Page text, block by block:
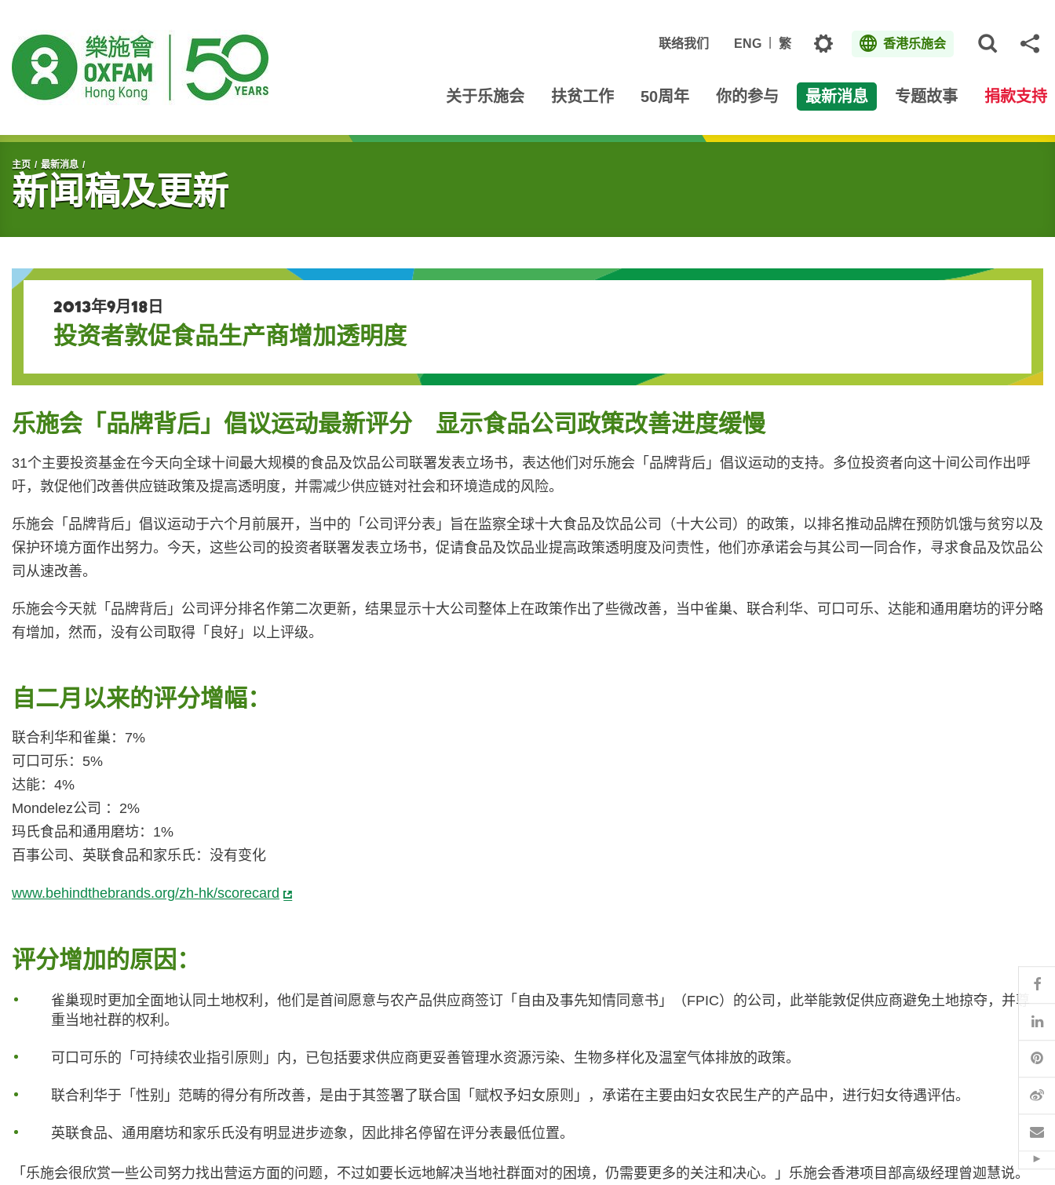
联络我们 ENG 繁 主题 香港乐施会
关于乐施会 扶贫工作 50周年 你的参与 最新消息 专题故事 捐款支持
开始主要内容
主页 最新消息
新闻稿及更新
2013年9月18日
投资者敦促食品生产商增加透明度
乐施会「品牌背后」倡议运动最新评分 显示食品公司政策改善进度缓慢
31个主要投资基金在今天向全球十间最大规模的食品及饮品公司联署发表立场书，表达他们对乐施会「品牌背后」倡议运动的支持。多位投资者向这十间公司作出呼
吁，敦促他们改善供应链政策及提高透明度，并需减少供应链对社会和环境造成的风险。
乐施会「品牌背后」倡议运动于六个月前展开，当中的「公司评分表」旨在监察全球十大食品及饮品公司（十大公司）的政策，以排名推动品牌在预防饥饿与贫穷以及
保护环境方面作出努力。今天，这些公司的投资者联署发表立场书，促请食品及饮品业提高政策透明度及问责性，他们亦承诺会与其公司一同合作，寻求食品及饮品公
司从速改善。
乐施会今天就「品牌背后」公司评分排名作第二次更新，结果显示十大公司整体上在政策作出了些微改善，当中雀巢、联合利华、可口可乐、达能和通用磨坊的评分略
有增加，然而，没有公司取得「良好」以上评级。
自二月以来的评分增幅：
联合利华和雀巢：7%
可口可乐：5%
达能：4%
Mondelez公司 ：2%
玛氏食品和通用磨坊：1%
百事公司、英联食品和家乐氏：没有变化
www.behindthebrands.org/zh-hk/scorecard
评分增加的原因：
雀巢现时更加全面地认同土地权利，他们是首间愿意与农产品供应商签订「自由及事先知情同意书」（FPIC）的公司，此举能敦促供应商避免土地掠夺，并尊
重当地社群的权利。
可口可乐的「可持续农业指引原则」内，已包括要求供应商更妥善管理水资源污染、生物多样化及温室气体排放的政策。
联合利华于「性别」范畴的得分有所改善，是由于其签署了联合国「赋权予妇女原则」，承诺在主要由妇女农民生产的产品中，进行妇女待遇评估。
英联食品、通用磨坊和家乐氏没有明显进步迹象，因此排名停留在评分表最低位置。
「乐施会很欣赏一些公司努力找出营运方面的问题，不过如要长远地解决当地社群面对的困境，仍需要更多的关注和决心。」乐施会香港项目部高级经理曾迦慧说。